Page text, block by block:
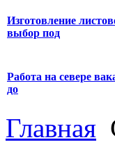
Изготовление
выбор под
Работа на севере
до
Главная